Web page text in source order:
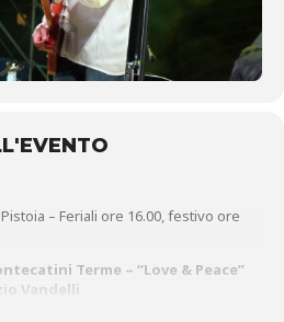
– Feriali ore 16.00, festivo ore
Terme – “Love & Peace”
Vandelli